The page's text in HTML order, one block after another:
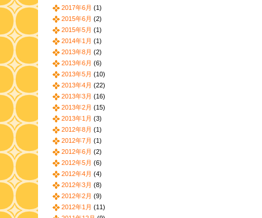
2017年6月 (1)
2015年6月 (2)
2015年5月 (1)
2014年1月 (1)
2013年8月 (2)
2013年6月 (6)
2013年5月 (10)
2013年4月 (22)
2013年3月 (16)
2013年2月 (15)
2013年1月 (3)
2012年8月 (1)
2012年7月 (1)
2012年6月 (2)
2012年5月 (6)
2012年4月 (4)
2012年3月 (8)
2012年2月 (9)
2012年1月 (11)